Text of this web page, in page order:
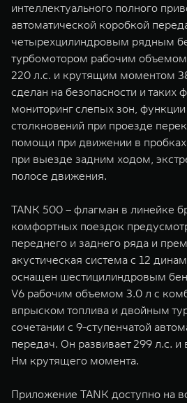
интеллектуального полного
автоматической коробкой
четырехцилиндровым рядным
турбомотором рабочим
220 л.с. и крутящим моментом
сделан на безопасности и таких
мониторинг слепых зон,
столкновений при проезде
помощи при движении в
при выезде задним ходом,
полосе движения.
TANK 500 – флагман в линейке
комфортных поездок
переднего и заднего ряда и
акустическая система c 12
оснащен шестицилиндровым
V6 рабочим объемом 3.0 л с
впрыском топлива и двойным
сочетании с 9-ступенчатой
передач. Он развивает 299 л.с.
Нм крутящего момента.
Приложение TANK доступно на